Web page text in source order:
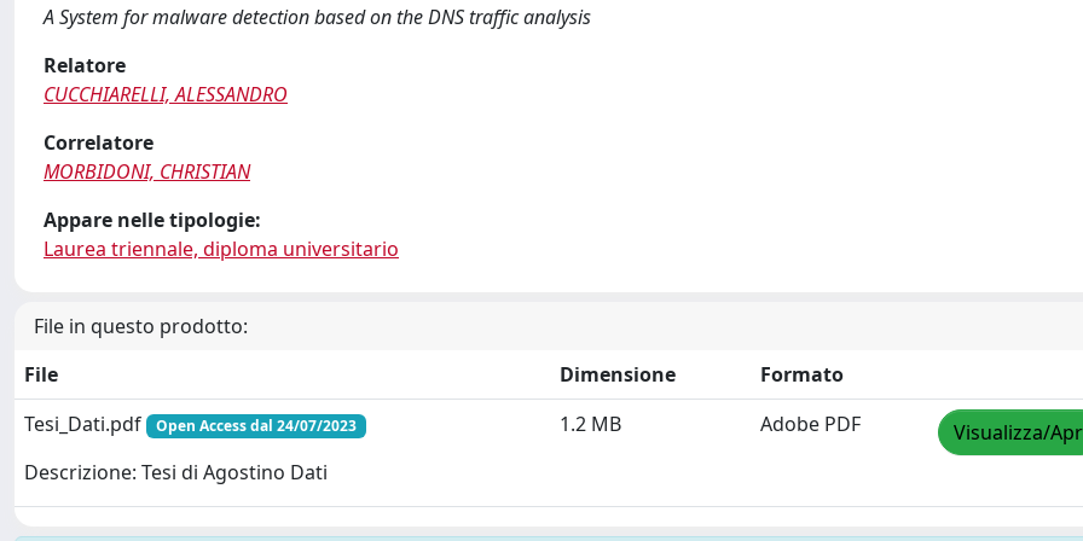
A System for malware detection based on the DNS traffic analysis
Relatore
CUCCHIARELLI, ALESSANDRO
Correlatore
MORBIDONI, CHRISTIAN
Appare nelle tipologie:
Laurea triennale, diploma universitario
File in questo prodotto:
File
Dimensione
Formato
Tesi_Dati.pdf
Open Access dal 24/07/2023
Descrizione: Tesi di Agostino Dati
1.2 MB Adobe PDF Visualizza/